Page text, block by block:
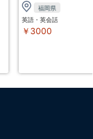
福岡県
英語・英会話
￥3000